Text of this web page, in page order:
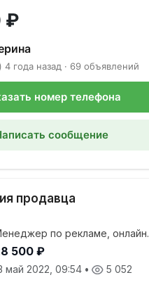
₽
4 года назад · 69 объявлений
номер телефона
сообщение
продавца
по рекламе, онлайн.
500 ₽
май 2022, 09:54 • 5 052